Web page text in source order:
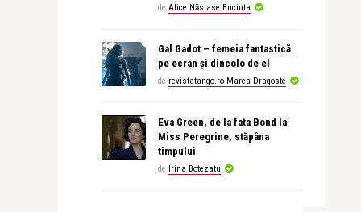
de Alice Năstase Buciuta
Gal Gadot – femeia fantastică
pe ecran și dincolo de el
de revistatango.ro Marea Dragoste
Eva Green, de la fata Bond la
Miss Peregrine, stăpâna
timpului
de Irina Botezatu